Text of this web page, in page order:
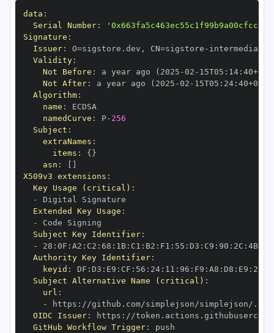
data :
Serial Number:
Signature :
Issuer: O=sigstore.dev , CN=sigstore -
Validity:
Not Before : a year ago (2025 -02 - 15T05 : 14: 40+00
Not After: a year ago (2025 -02 - 15T05 : 24: 40+00
Algorithm:
name :
namedCurve : P- 256
Subject :
extraNames :
items : { }
asn :
X509v3 extensions :
Key Usage (critical) :
-
Extended Key Usage :
-
Subject Key Identifier:
-
28 : 0F : A2 : C2 : 68 : 1B: C1 : B2 : F1 : 55 : D3 : C9 : 90 : 2C : 4B:
Authority Key Identifier:
keyid : DF : D3 : E9 : CF : 56 : 24: 11 : 96 : F9 : A8 : D8 : E9 : 28
Subject Alternative Name (critical) :
url :
-
https : //github.com/simplejson/simplejson/
OIDC Issuer: https :
GitHub Workflow Trigger: